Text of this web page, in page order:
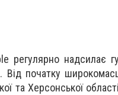
регулярно надсилає
початку
та Херсонської